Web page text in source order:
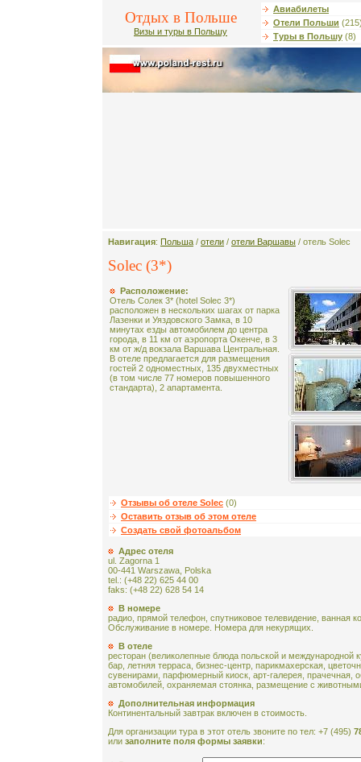
Отдых в Польше
Визы и туры в Польшу
Авиабилеты
Отели Польши
Туры в Польшу (8)
Навигация: Польша / отели / отели Варшавы / отель Solec
Solec (3*)
Расположение:
Отель Солек 3* (hotel Solec 3*)
расположен в нескольких шагах от парка
Лазенки и Уяздовского Замка, в 10
минутах езды автомобилем до центра
города, в 11 км от аэропорта Окенче, в 3
км от ж/д вокзала Варшава Центральная.
В отеле предлагается для размещения
гостей 2 одноместных, 135 двухместных
(в том числе 77 номеров повышенного
стандарта), 2 апартамента.
Отзывы об отеле Solec (0)
Оставить отзыв об этом отеле
Создать свой фотоальбом
Адрес отеля
ul. Zagorna 1
00-441 Warszawa, Polska
tel.: (+48 22) 625 44 00
faks: (+48 22) 628 54 14
В номере
радио, прямой телефон, спутниковое телевидение, ванная
Обслуживание в номере. Номера для некурящих.
В отеле
ресторан (великолепные блюда польской и международной
бар, летняя терраса, бизнес-центр, парикмахерская,
сувенирами, парфюмерный киоск, арт-галерея, прачечная,
автомобилей, охраняемая стоянка, размещение с
Дополнительная информация
Континентальный завтрак включен в стоимость.
Для организации тура в этот отель звоните по тел: +7 (495)
или заполните поля формы заявки: